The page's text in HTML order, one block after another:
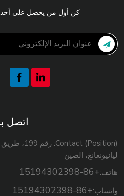
كن أول من يحصل على
اتصل
ليانيونغانغ، الصين
هاتف:+86-15194302398
واتساب:+86-15194302398